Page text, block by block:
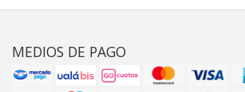
MEDIOS DE PAGO